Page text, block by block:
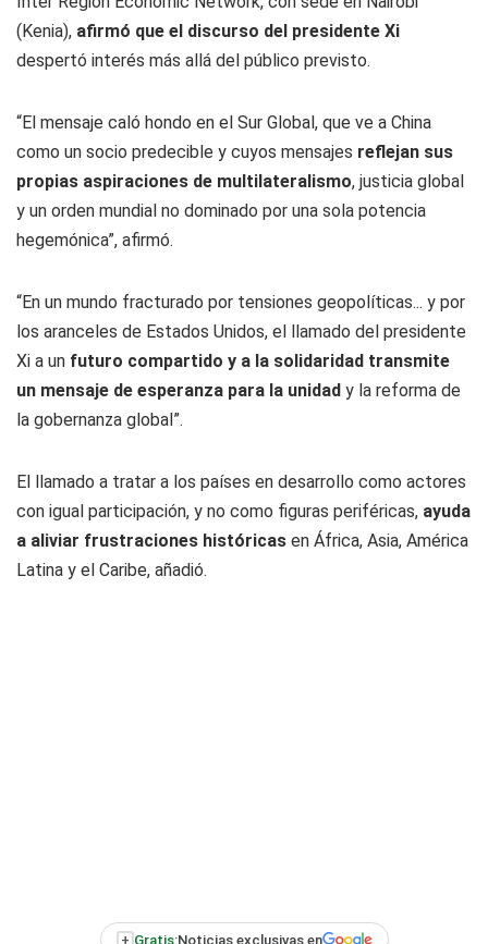
(Kenia), afirmó que el discurso del presidente Xi
despertó interés más allá del público previsto.
“El mensaje caló hondo en el Sur Global, que ve a China
como un socio predecible y cuyos mensajes reflejan sus
propias aspiraciones de multilateralismo, justicia global
y un orden mundial no dominado por una sola potencia
hegemónica”, afirmó.
“En un mundo fracturado por tensiones geopolíticas... y por
los aranceles de Estados Unidos, el llamado del presidente
Xi a un futuro compartido y a la solidaridad transmite
un mensaje de esperanza para la unidad y la reforma de
la gobernanza global”.
El llamado a tratar a los países en desarrollo como actores
con igual participación, y no como figuras periféricas, ayuda
a aliviar frustraciones históricas en África, Asia, América
Latina y el Caribe, añadió.
+ Gratis:Noticias exclusivas en